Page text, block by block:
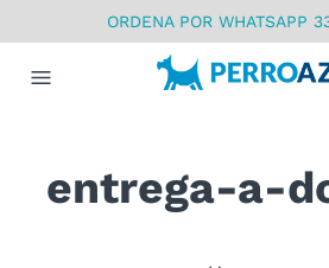
ORDENA POR WHATSAPP
entrega-a-